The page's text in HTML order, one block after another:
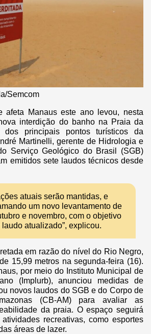
Semcom
afeta Manaus este ano levou, nesta
interdição do banho na Praia da
dos principais pontos turísticos da
Martinelli, gerente de Hidrologia e
Serviço Geológico do Brasil (SGB)
emitidos sete laudos técnicos desde
atuais serão mantidas, e
um novo levantamento de
e novembro, com o objetivo
atualizado”, explicou.
em razão do nível do Rio Negro,
15,99 metros na segunda-feira (16).
por meio do Instituto Municipal de
(Implurb), anunciou medidas de
novos laudos do SGB e do Corpo de
(CB-AM) para avaliar as
da praia. O espaço seguirá
recreativas, como esportes
áreas de lazer.